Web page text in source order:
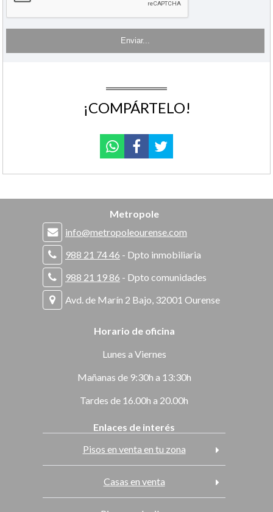
¡COMPÁRTELO!
Metropole
info@metropoleourense.com
988 21 74 46 - Dpto inmobiliaria
988 21 19 86 - Dpto comunidades
Avd. de Marín 2 Bajo, 32001 Ourense
Horario de oficina
Lunes a Viernes
Mañanas de 9:30h a 13:30h
Tardes de 16.00h a 20.00h
Enlaces de interés
Pisos en venta en tu zona
Casas en venta